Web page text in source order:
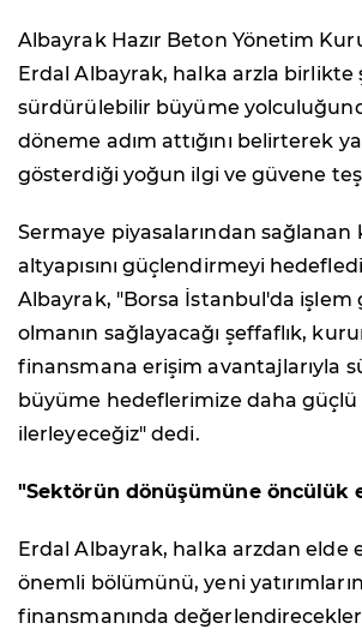
Albayrak Hazır Beton Yönetim
Erdal Albayrak, halka arzla birlikte
sürdürülebilir büyüme
döneme adım attığını belirterek
gösterdiği yoğun ilgi ve güvene
Sermaye piyasalarından
altyapısını güçlendirmeyi
Albayrak, "Borsa İstanbul'da işlem
olmanın sağlayacağı şeffaflık,
finansmana erişim avantajlarıyla
büyüme hedeflerimize daha güçlü
ilerleyeceğiz" dedi.
"Sektörün dönüşümüne öncülük
Erdal Albayrak, halka arzdan elde
önemli bölümünü, yeni yatırımların
finansmanında